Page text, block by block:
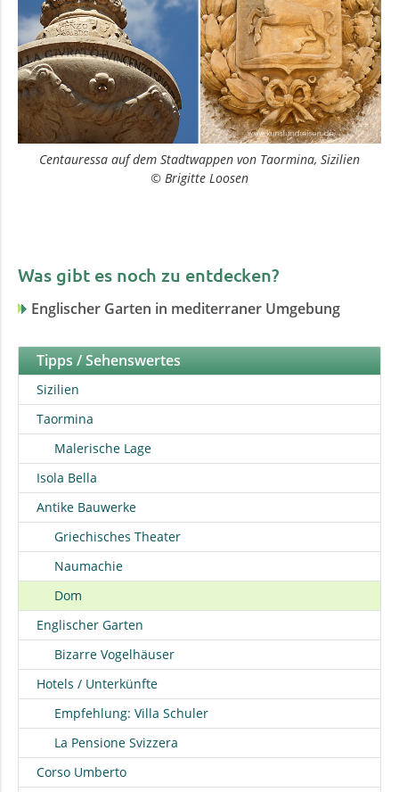
Centauressa auf dem Stadtwappen von Taormina, Sizilien
© Brigitte Loosen
Was gibt es noch zu entdecken?
Englischer Garten in mediterraner Umgebung
Tipps / Sehenswertes
Sizilien
Taormina
Malerische Lage
Isola Bella
Antike Bauwerke
Griechisches Theater
Naumachie
Dom
Englischer Garten
Bizarre Vogelhäuser
Hotels / Unterkünfte
Empfehlung: Villa Schuler
La Pensione Svizzera
Corso Umberto